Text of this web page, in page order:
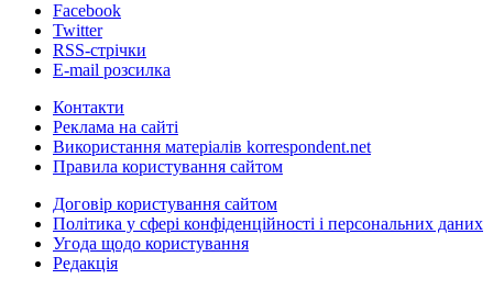
Facebook
Twitter
RSS-стрічки
E-mail розсилка
Контакти
Реклама на сайті
Використання матеріалів korrespondent.net
Правила користування сайтом
Договір користування сайтом
Політика у сфері конфіденційності і персональних даних
Угода щодо користування
Редакція